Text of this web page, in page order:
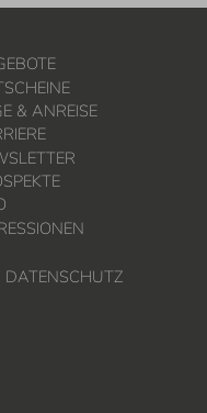
& ANREISE
DATENSCHUTZ